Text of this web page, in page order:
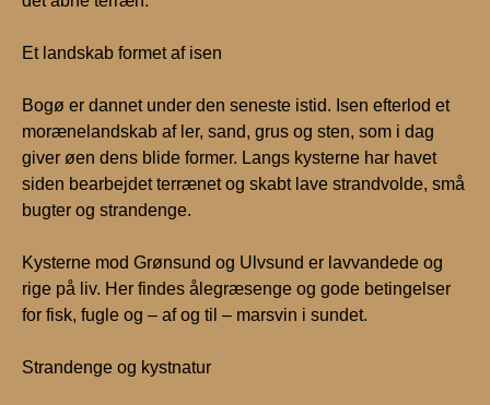
Et landskab formet af isen
Bogø er dannet under den seneste istid. Isen efterlod et
morænelandskab af ler, sand, grus og sten, som i dag
giver øen dens blide former. Langs kysterne har havet
siden bearbejdet terrænet og skabt lave strandvolde, små
bugter og strandenge.
Kysterne mod Grønsund og Ulvsund er lavvandede og
rige på liv. Her findes ålegræsenge og gode betingelser
for fisk, fugle og – af og til – marsvin i sundet.
Strandenge og kystnatur